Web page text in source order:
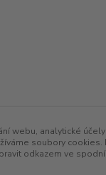
webu, analytické
soubory cookies.
odkazem ve